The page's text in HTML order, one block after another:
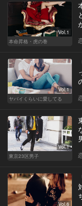
Vol.1
本命昇格・虎の巻
Vol.1
ヤバイくらいに愛してる
Vol.1
東京23区男子
Vol.6